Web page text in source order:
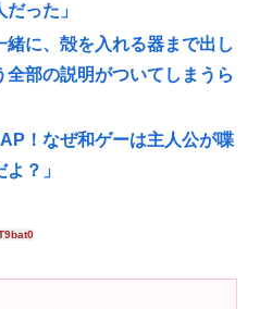
った」
に、殻を入れる器まで出し
部の説明がついてしまうら
！なぜ和ゲーは主人公が喋
？」
”治療が届かない”理由…